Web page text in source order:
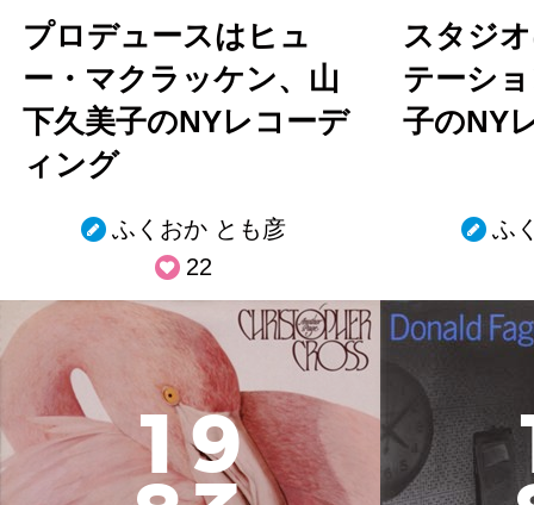
プロデュースはヒュ
ー・マクラッケン、山
下久美子のNYレコーデ
ィング
ふくおか とも彦
22
スタジ
テーシ
子のNY
ふ
19